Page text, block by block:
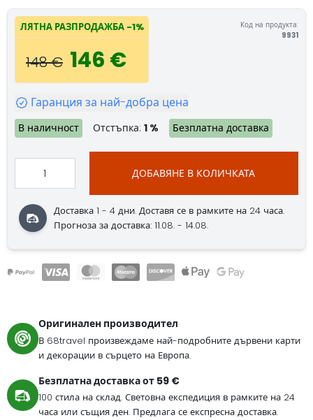
ЛЯТНА РАЗПРОДАЖБА -1%
148 € 146 €
Код на продукта:
9931
Гаранция за най-добра цена
В наличност Отстъпка: 1 % Безплатна доставка
ДОБАВЯНЕ В КОЛИЧКАТА
Доставка 1 - 4 дни. Доставя се в рамките на 24 часа.
Прогноза за доставка: 11.08. - 14.08.
Оригинален производител
В 68travel произвеждаме най-подробните дървени карти
и декорации в сърцето на Европа.
Безплатна доставка от 59 €
100 стила на склад. Световна експедиция в рамките на 24
часа или същия ден. Предлага се експресна доставка.